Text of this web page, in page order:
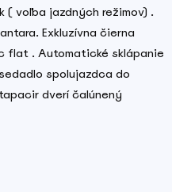
voľba jazdných režimov) .
Exkluzívna čierna
flat . Automatické sklápanie
spolujazdca do
dverí čalúnený